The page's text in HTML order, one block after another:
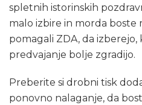
spletnih istorinskih
malo izbire in morda boste
pomagali ZDA, da
predvajanje bolje zgradijo.
Preberite si drobni tisk
ponovno nalaganje, da